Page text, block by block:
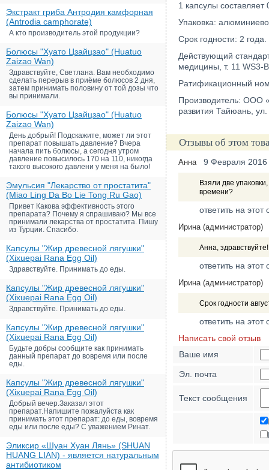
Экстракт гриба Антродия камфорная
(Antrodia camphorate)
А кто производитель этой продукции?
Болюсы "Хуато Цзайцзао" (Huatuo
Zaizao Wan)
Здравствуйте, Светлана. Вам необходимо
сделать перерыв в приёме болюсов 2 дня,
затем принимать половину от той дозы что
вы принимали.
Болюсы "Хуато Цзайцзао" (Huatuo
Zaizao Wan)
День добрый! Подскажите, может ли этот
препарат повышать давление? Вчера
начала пить болюсы, а сегодня утром
давление повысилось 170 на 110, никогда
такого высокого давлени у меня на было!
Эмульсия "Лекарство от простатита"
(Miao Ling Da Bo Lie Tong Ru Gao)
Привет Какова эффективность этого
препарата? Почему я спрашиваю? Мы все
принимали лекарства от простатита. Пишу
из Турции. Спасибо.
Капсулы "Жир древесной лягушки"
(Xixuepai Rana Egg Oil)
Здравствуйте. Принимать до еды.
Капсулы "Жир древесной лягушки"
(Xixuepai Rana Egg Oil)
Здравствуйте. Принимать до еды.
Капсулы "Жир древесной лягушки"
(Xixuepai Rana Egg Oil)
Будьте добры сообщите как принимать
данный препарат до вовремя или после
еды.
Капсулы "Жир древесной лягушки"
(Xixuepai Rana Egg Oil)
Добрый вечер.Заказал этот
препарат.Напишите пожалуйста как
принимать этот препарат: до еды, вовремя
еды или после еды? С уважением Ринат.
Эликсир «Шуан Хуан Лянь» (SHUAN
HUANG LIAN) - является натуральным
антибиотиком
1 капсулы составляет
Упаковка:
Срок годности: 2 года.
Действующий
медицины, т. 11 WS3-
Ратификационный
Производитель: ООО
развития Тайюань,
Отзывы об этом
Анна 9 Февраля 2016
Взяли две
времени?
ответить на этот
Ирина (администратор)
Анна,
ответить на этот
Ирина (администратор)
Срок годности
ответить на этот
Написать свой отзыв
Ваше имя
Эл. почта
Текст сообщения